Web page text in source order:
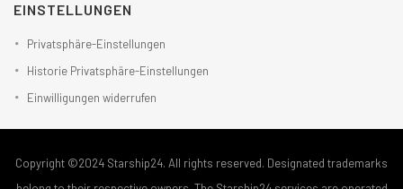
EINSTELLUNGEN
Privatsphäre-Einstellungen
Historie Privatsphäre-Einstellungen
Einwilligungen widerrufen
Copyright ©2024 Starship24. All rights reserved. Designated trademarks